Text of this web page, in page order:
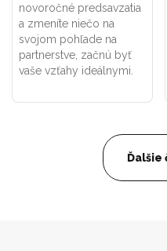
novoročné predsavzatia
a zmeníte niečo na
svojom pohľade na
partnerstve, začnú byť
vaše vzťahy ideálnymi.
Ďalšie